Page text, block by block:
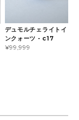
デュモルチェライトイ
ンクォーツ - c17
¥99,999